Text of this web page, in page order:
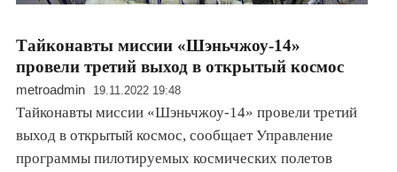
Тайконавты миссии «Шэньчжоу-14»
провели третий выход в открытый космос
metroadmin 19.11.2022 19:48
Тайконавты миссии «Шэньчжоу-14» провели третий
выход в открытый космос, сообщает Управление
программы пилотируемых космических полетов